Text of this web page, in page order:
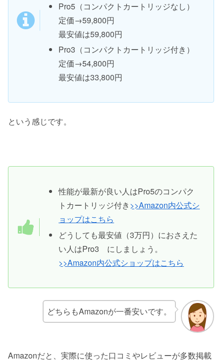
Pro5（コンパクトカートリッジなし）
定価→59,800円
最安値は59,800円
Pro3（コンパクトカートリッジ付き）
定価→54,800円
最安値は33,800円
という感じです。
性能が最新が良い人はPro5のコンパク
トカートリッジ付き>>Amazon内公式シ
ョップはこちら
どうしても最安値（3万円）におさえた
い人はPro3 にしましょう。
>>Amazon内公式ショップはこちら
どちらもAmazonが一番安いです。
Amazonだと、実際に使った口コミやレビューが多数掲載